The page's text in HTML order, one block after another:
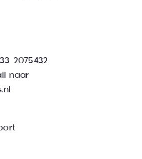
2075432
naar